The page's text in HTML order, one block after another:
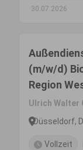
30.07.2026
(m/w/d)
Region
Ulrich Walter
Düsseldorf,
Vollzeit